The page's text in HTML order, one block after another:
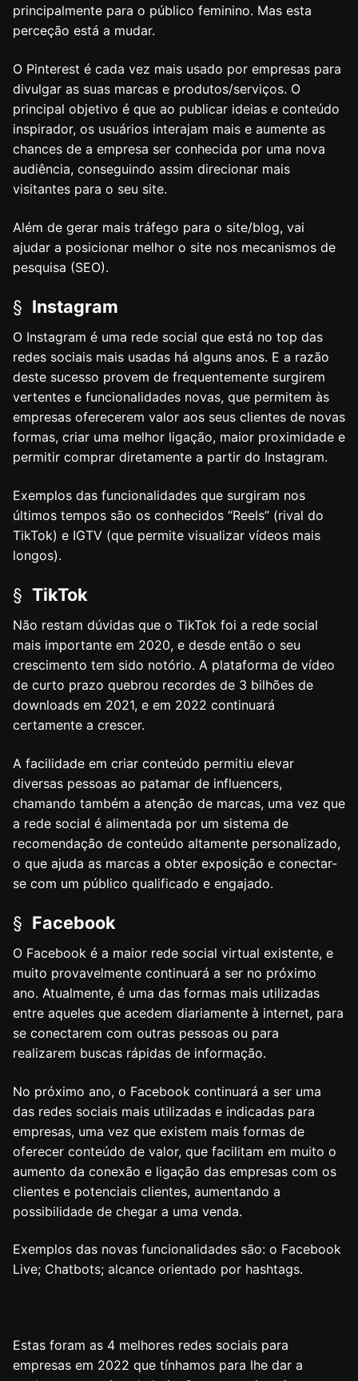
principalmente para o público feminino. Mas esta
perceção está a mudar.
O Pinterest é cada vez mais usado por empresas para
divulgar as suas marcas e produtos/serviços. O
principal objetivo é que ao publicar ideias e conteúdo
inspirador, os usuários interajam mais e aumente as
chances de a empresa ser conhecida por uma nova
audiência, conseguindo assim direcionar mais
visitantes para o seu site.
Além de gerar mais tráfego para o site/blog, vai
ajudar a posicionar melhor o site nos mecanismos de
pesquisa (SEO).
§ Instagram
O Instagram é uma rede social que está no top das
redes sociais mais usadas há alguns anos. E a razão
deste sucesso provem de frequentemente surgirem
vertentes e funcionalidades novas, que permitem às
empresas oferecerem valor aos seus clientes de novas
formas, criar uma melhor ligação, maior proximidade e
permitir comprar diretamente a partir do Instagram.
Exemplos das funcionalidades que surgiram nos
últimos tempos são os conhecidos “Reels” (rival do
TikTok) e IGTV (que permite visualizar vídeos mais
longos).
§ TikTok
Não restam dúvidas que o TikTok foi a rede social
mais importante em 2020, e desde então o seu
crescimento tem sido notório. A plataforma de vídeo
de curto prazo quebrou recordes de 3 bilhões de
downloads em 2021, e em 2022 continuará
certamente a crescer.
A facilidade em criar conteúdo permitiu elevar
diversas pessoas ao patamar de influencers,
chamando também a atenção de marcas, uma vez que
a rede social é alimentada por um sistema de
recomendação de conteúdo altamente personalizado,
o que ajuda as marcas a obter exposição e conectar-
se com um público qualificado e engajado.
§ Facebook
O Facebook é a maior rede social virtual existente, e
muito provavelmente continuará a ser no próximo
ano. Atualmente, é uma das formas mais utilizadas
entre aqueles que acedem diariamente à internet, para
se conectarem com outras pessoas ou para
realizarem buscas rápidas de informação.
No próximo ano, o Facebook continuará a ser uma
das redes sociais mais utilizadas e indicadas para
empresas, uma vez que existem mais formas de
oferecer conteúdo de valor, que facilitam em muito o
aumento da conexão e ligação das empresas com os
clientes e potenciais clientes, aumentando a
possibilidade de chegar a uma venda.
Exemplos das novas funcionalidades são: o Facebook
Live; Chatbots; alcance orientado por hashtags.
Estas foram as 4 melhores redes sociais para
empresas em 2022 que tínhamos para lhe dar a